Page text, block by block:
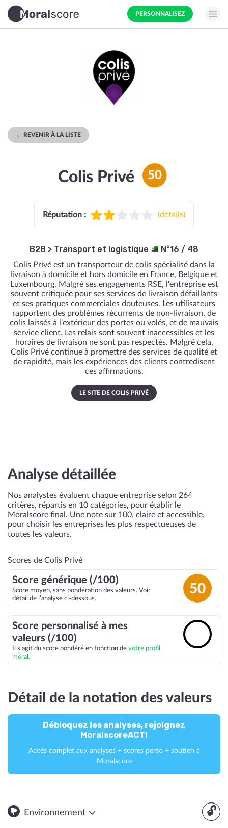
PERSONNALISEZ
← REVENIR À LA LISTE
Colis Privé 50
Réputation : (détails)
B2B > Transport et logistique N°16 / 48
Colis Privé est un transporteur de colis spécialisé dans la
livraison à domicile et hors domicile en France, Belgique et
Luxembourg. Malgré ses engagements RSE, l'entreprise est
souvent critiquée pour ses services de livraison défaillants
et ses pratiques commerciales douteuses. Les utilisateurs
rapportent des problèmes récurrents de non-livraison, de
colis laissés à l'extérieur des portes ou volés, et de mauvais
service client. Les relais sont souvent inaccessibles et les
horaires de livraison ne sont pas respectés. Malgré cela,
Colis Privé continue à promettre des services de qualité et
de rapidité, mais les expériences des clients contredisent
ces affirmations.
LE SITE DE COLIS PRIVÉ
Analyse détaillée
Nos analystes évaluent chaque entreprise selon 264
critères, répartis en 10 catégories, pour établir le
Moralscore final. Une note sur 100, claire et accessible,
pour choisir les entreprises les plus respectueuses de
toutes les valeurs.
Scores de Colis Privé
Score générique (/100)
Score moyen, sans pondération des valeurs. Voir
détail de l’analyse ci-dessous.
50
Score personnalisé à mes
valeurs (/100)
Il s’agit du score pondéré en fonction de votre profil
moral.
Détail de la notation des valeurs
Débloquez les analyses, rejoignez
MoralscoreACT!
Accès complet aux analyses + scores perso + soutien à
Moralscore
🔓
Environnement